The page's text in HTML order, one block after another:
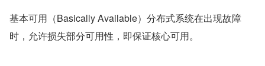
基本可用（Basically Available）分布式系统在出现故障
时，允许损失部分可用性，即保证核心可用。